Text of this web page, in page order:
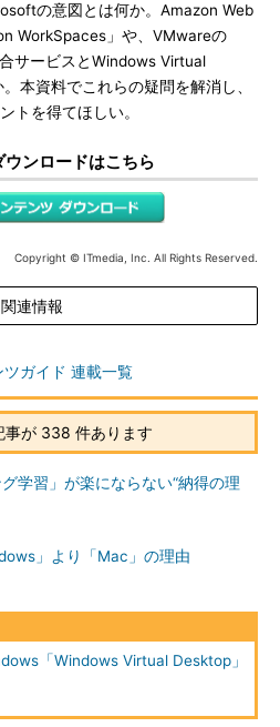
の意図とは何か。Amazon Web
WorkSpaces」や、VMwareの
サービスとWindows Virtual
本資料でこれらの疑問を解消し、
トを得てほしい。
ンロードはこちら
Copyright © ITmedia, Inc. All Rights Reserved.
関連情報
ガイド 連載一覧
事が 338 件あります
グ学習」が楽にならない“納得の理
」より「Mac」の理由
「Windows Virtual Desktop」